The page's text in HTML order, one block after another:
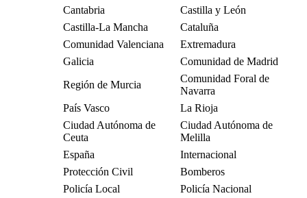
Cantabria
Castilla y León
Castilla-La Mancha
Cataluña
Comunidad Valenciana
Extremadura
Galicia
Comunidad de Madrid
Región de Murcia
Comunidad Foral de
Navarra
País Vasco
La Rioja
Ciudad Autónoma de
Ceuta
Ciudad Autónoma de
Melilla
España
Internacional
Protección Civil
Bomberos
Policía Local
Policía Nacional